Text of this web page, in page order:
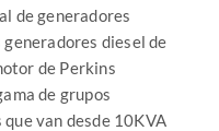
de generadores
diesel de
de Perkins
de grupos
van desde 10KVA